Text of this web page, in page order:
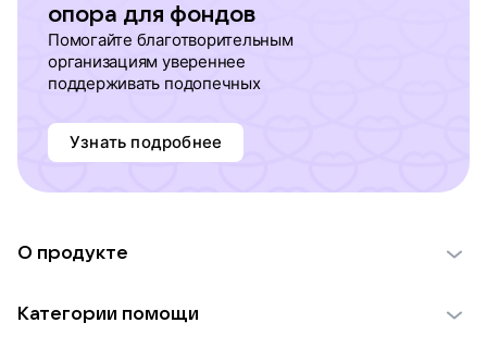
опора для фондов
Помогайте благотворительным
организациям увереннее
поддерживать подопечных
Узнать подробнее
О продукте
Категории помощи